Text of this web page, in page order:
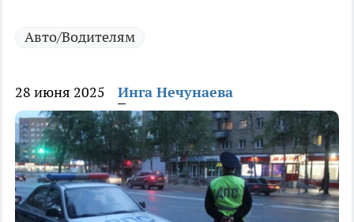
Авто/Водителям
28 июня 2025 Инга Нечунаева